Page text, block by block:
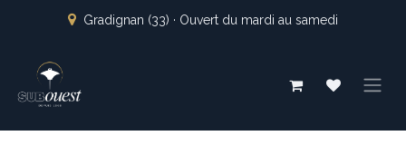
Se rendre au contenu
Gradignan (33) · Ouvert du mardi au samedi